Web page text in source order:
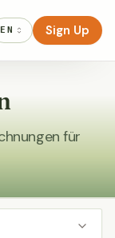
EN Sign Up
für